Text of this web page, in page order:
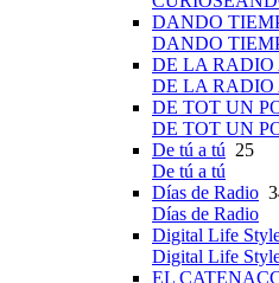
DANDO
DANDO
DE LA RADIO
DE LA RADIO
DE TOT UN
DE TOT UN
De tú a tú 25
De tú a tú
Días de Radio
Días de Radio
Digital Life
Digital Life
EL